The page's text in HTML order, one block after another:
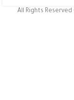
All Rights